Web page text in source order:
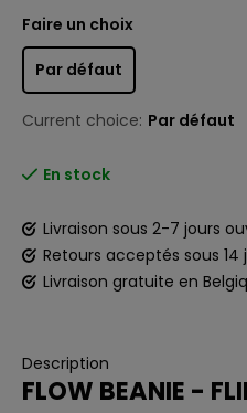
Faire un choix
Par défaut
Current choice: Par défaut
En stock
Livraison sous 2-7 jours
Retours acceptés sous 14
Livraison gratuite en
Description
FLOW BEANIE -